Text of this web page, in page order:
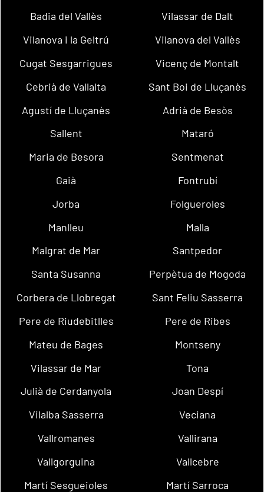
Badia del Vallès
Vilassar de Dalt
Vilanova i la Geltrú
Vilanova del Vallès
Cugat Sesgarrigues
Vicenç de Montalt
Cebrià de Vallalta
Sant Boi de Lluçanès
Agustí de Lluçanès
Adrià de Besòs
Sallent
Mataró
Maria de Besora
Sentmenat
Gaià
Fontrubí
Jorba
Folgueroles
Manlleu
Malla
Malgrat de Mar
Santpedor
Santa Susanna
Perpètua de Mogoda
Corbera de Llobregat
Sant Feliu Sasserra
Pere de Riudebitlles
Pere de Ribes
Mateu de Bages
Montseny
Vilassar de Mar
Tona
Julià de Cerdanyola
Joan Despí
Vilalba Sasserra
Veciana
Vallromanes
Vallirana
Vallgorguina
Vallcebre
Martí Sesgueioles
Martí Sarroca